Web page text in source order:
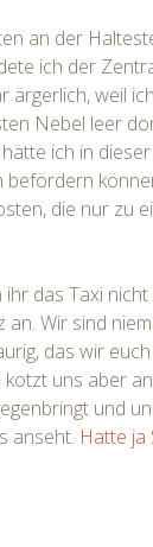
an der
ich der
ärgerlich, weil
Nebel leer
ich in
befördern
die nur zu
das Taxi
Wir sind
das wir
uns aber
und
anseht. Hatte